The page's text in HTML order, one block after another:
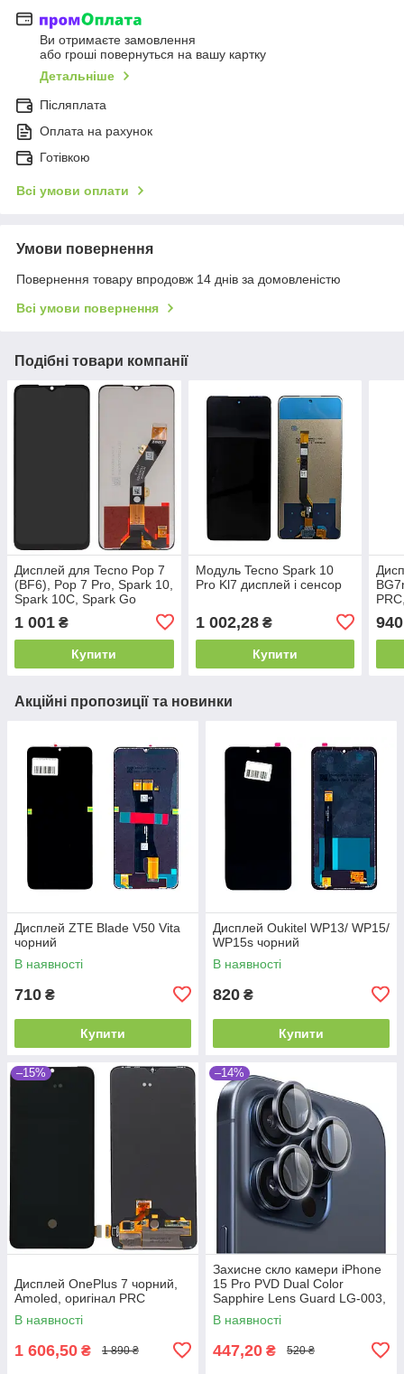
Ви отримаєте замовлення
або гроші повернуться на вашу картку
Детальніше
Післяплата
Оплата на рахунок
Готівкою
Всі умови оплати
Умови повернення
Повернення товару впродовж 14 днів за домовленістю
Всі умови повернення
Подібні товари компанії
Дисплей для Tecno Pop 7
(BF6), Pop 7 Pro, Spark 10,
Spark 10C, Spark Go
(2023) (BF7); Infinix Smart
7 (X6515), Smart 7 HD
(X6516),
1 001 ₴
Купити
Модуль Tecno Spark 10
Pro Kl7 дисплей і сенсор
1 002,28₴
Купити
940
Акційні пропозиції та новинки
Дисплей ZTE Blade V50 Vita
чорний
В наявності
710 ₴
Купити
Дисплей Oukitel WP13/ WP15/
WP15s чорний
В наявності
820 ₴
Купити
–15%
Дисплей OnePlus 7 чорний,
Amoled, оригінал PRC
В наявності
1 606,50 ₴ 1 890 ₴
–14%
Захисне скло камери iPhone
15 Pro PVD Dual Color
Sapphire Lens Guard LG-003,
Blue Titanium, WiWU
В наявності
447,20 ₴ 520 ₴